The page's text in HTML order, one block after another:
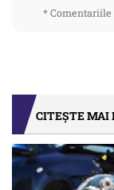
* Comentariile
CITEȘTE MAI